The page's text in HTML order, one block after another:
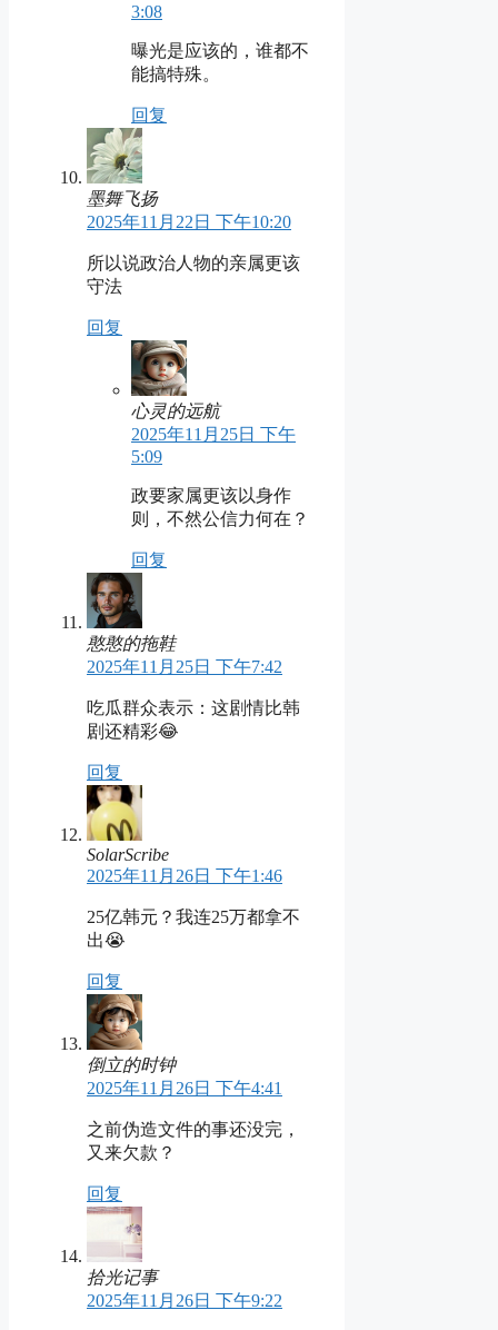
3:08
曝光是应该的，谁都不
能搞特殊。
回复
墨舞飞扬
2025年11月22日 下午10:20
所以说政治人物的亲属更该
守法
回复
心灵的远航
2025年11月25日 下午
5:09
政要家属更该以身作
则，不然公信力何在？
回复
憨憨的拖鞋
2025年11月25日 下午7:42
吃瓜群众表示：这剧情比韩
剧还精彩😂
回复
SolarScribe
2025年11月26日 下午1:46
25亿韩元？我连25万都拿不
出😭
回复
倒立的时钟
2025年11月26日 下午4:41
之前伪造文件的事还没完，
又来欠款？
回复
拾光记事
2025年11月26日 下午9:22